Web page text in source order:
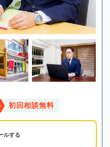
初回相談無料
ルする